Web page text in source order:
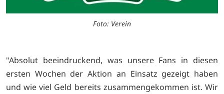
Foto: Verein
"Absolut beeindruckend, was unsere Fans in diesen
ersten Wochen der Aktion an Einsatz gezeigt haben
und wie viel Geld bereits zusammengekommen ist. Wir